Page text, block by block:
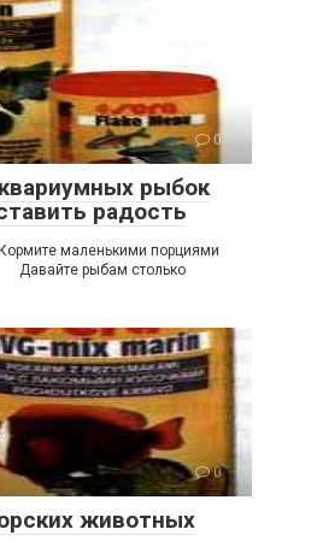
0
рыбок
радость
маленькими порциями
Давайте рыбам столько
0
животных